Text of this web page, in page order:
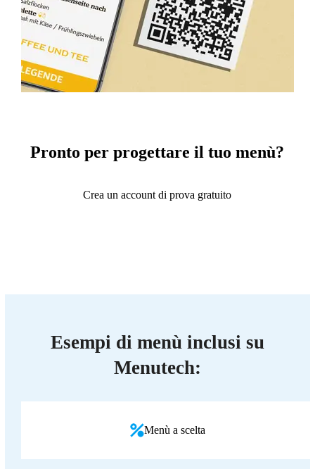
Pronto per progettare il tuo menù?
Crea un account di prova gratuito
Esempi di menù inclusi su
Menutech:
Menù a scelta